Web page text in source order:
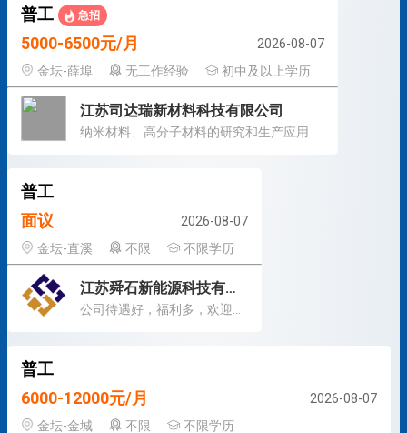
普工 急招
5000-6500元/月
2026-08-07
金坛-薛埠
无工作经验 初中及以上学历
江苏司达瑞新材料科技有限公司
纳米材料、高分子材料的研究和生产应用
普工
面议
2026-08-07
金坛-直溪
不限 不限学历
江苏舜石新能源科技有限公司
普工
6000-12000元/月
2026-08-07
金坛-金城
不限 不限学历